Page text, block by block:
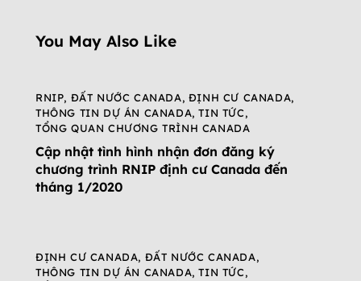
You May Also Like
RNIP, ĐẤT NƯỚC CANADA, ĐỊNH CƯ CANADA,
THÔNG TIN DỰ ÁN CANADA,TIN TỨC,
TỔNG QUAN CHƯƠNG TRÌNH CANADA
Cập nhật tình hình nhận đơn đăng ký
chương trình RNIP định cư Canada đến
tháng 1/2020
ĐỊNH CƯ CANADA, ĐẤT NƯỚC CANADA,
THÔNG TIN DỰ ÁN CANADA,TIN TỨC,